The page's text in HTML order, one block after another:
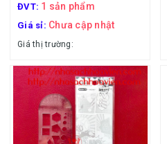
ĐVT: 1 sản phẩm
Giá sỉ: Chưa cập nhật
Giá thị trường: